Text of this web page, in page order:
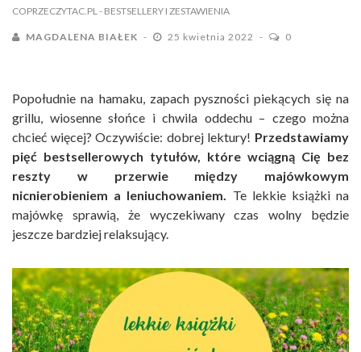
COPRZECZYTAC.PL - BESTSELLERY I ZESTAWIENIA
MAGDALENA BIAŁEK 25 kwietnia 2022 0
Popołudnie na hamaku, zapach pyszności piekących się na
grillu, wiosenne słońce i chwila oddechu – czego można
chcieć więcej? Oczywiście: dobrej lektury! Przedstawiamy
pięć bestsellerowych tytułów, które wciągną Cię bez
reszty w przerwie między majówkowym
nicnierobieniem a leniuchowaniem. Te lekkie książki na
majówkę sprawią, że wyczekiwany czas wolny będzie
jeszcze bardziej relaksujący.